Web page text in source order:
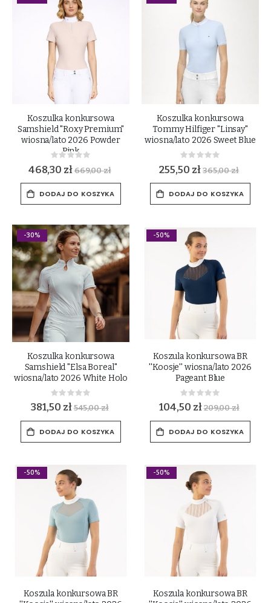
Koszulka konkursowa
Samshield "Roxy Premium"
wiosna/lato 2026 Powder
Pink
Rating:
0%
468,30 zł669,00 zł
DODAJ DO KOSZYKA
Koszulka konkursowa
Tommy Hilfiger "Linsay"
wiosna/lato 2026 Sweet Blue
Rating:
0%
255,50 zł365,00 zł
DODAJ DO KOSZYKA
-30%
Koszulka konkursowa
Samshield "Elsa Boreal"
wiosna/lato 2026 White Holo
Rating:
0%
381,50 zł545,00 zł
DODAJ DO KOSZYKA
-50%
Koszula konkursowa BR
''Koosje'' wiosna/lato 2026
Pageant Blue
Rating:
0%
104,50 zł209,00 zł
DODAJ DO KOSZYKA
-50%
Koszula konkursowa BR
-50%
Koszula konkursowa BR